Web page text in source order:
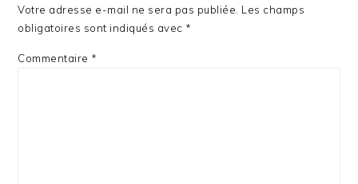
Votre adresse e-mail ne sera pas publiée. Les champs
obligatoires sont indiqués avec *
Commentaire *